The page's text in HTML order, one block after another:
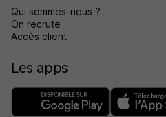
Qui sommes-nous ?
On recrute
Accès client
Les apps